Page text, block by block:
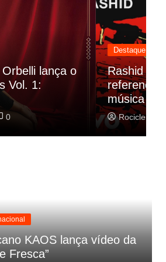
nos HQs as
clipe de sua nova
01/2019
KAOS lança vídeo da
Fresca”